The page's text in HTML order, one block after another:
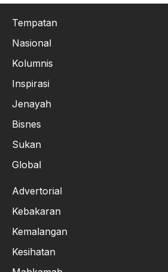
Tempatan
Nasional
Kolumnis
Inspirasi
Jenayah
Bisnes
Sukan
Global
Advertorial
Kebakaran
Kemalangan
Kesihatan